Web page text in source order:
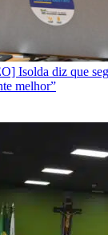
Isolda diz que
melhor”